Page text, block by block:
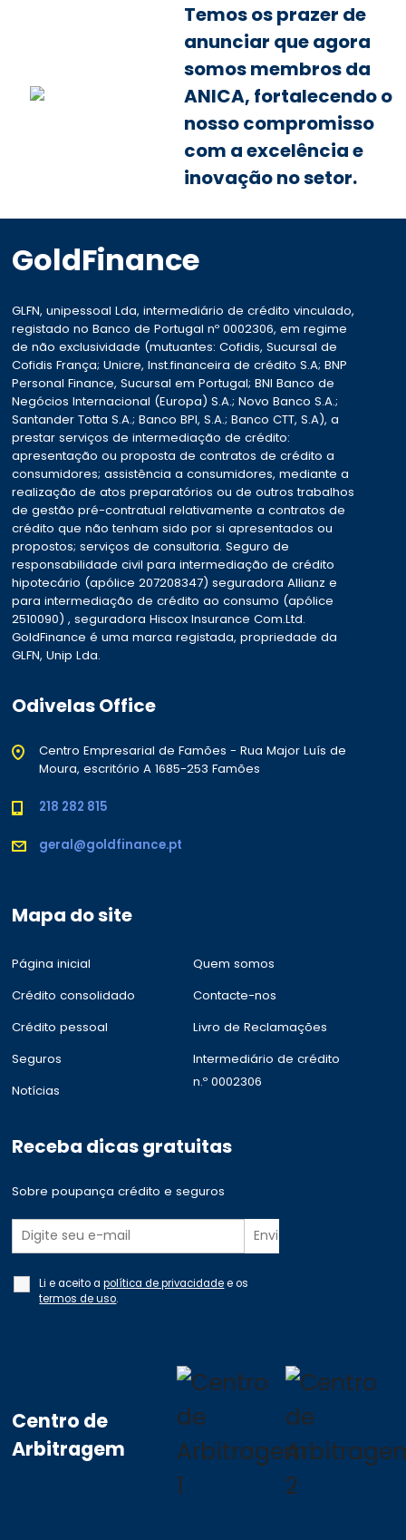
Temos os prazer de
anunciar que agora
somos membros da
ANICA, fortalecendo o
nosso compromisso
com a excelência e
inovação no setor.
GoldFinance
GLFN, unipessoal Lda, intermediário de crédito vinculado,
registado no Banco de Portugal nº 0002306, em regime
de não exclusividade (mutuantes: Cofidis, Sucursal de
Cofidis França; Unicre, Inst.financeira de crédito S.A; BNP
Personal Finance, Sucursal em Portugal; BNI Banco de
Negócios Internacional (Europa) S.A.; Novo Banco S.A.;
Santander Totta S.A.; Banco BPI, S.A.; Banco CTT, S.A), a
prestar serviços de intermediação de crédito:
apresentação ou proposta de contratos de crédito a
consumidores; assistência a consumidores, mediante a
realização de atos preparatórios ou de outros trabalhos
de gestão pré-contratual relativamente a contratos de
crédito que não tenham sido por si apresentados ou
propostos; serviços de consultoria. Seguro de
responsabilidade civil para intermediação de crédito
hipotecário (apólice 207208347) seguradora Allianz e
para intermediação de crédito ao consumo (apólice
2510090) , seguradora Hiscox Insurance Com.Ltd.
GoldFinance é uma marca registada, propriedade da
GLFN, Unip Lda.
Odivelas Office
Centro Empresarial de Famões - Rua Major Luís de
Moura, escritório A 1685-253 Famões
218 282 815
geral@goldfinance.pt
Mapa do site
Página inicial
Crédito consolidado
Crédito pessoal
Seguros
Notícias
Quem somos
Contacte-nos
Livro de Reclamações
Intermediário de crédito
n.º 0002306
Receba dicas gratuitas
Sobre poupança crédito e seguros
Li e aceito apolítica de privacidadee os
termos de uso.
Centro de
Arbitragem